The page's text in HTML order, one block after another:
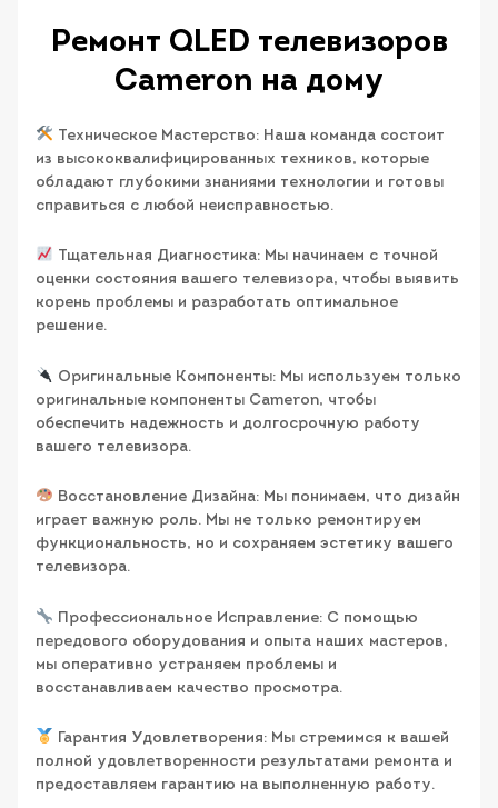
Ремонт QLED телевизоров
Cameron на дому
Техническое Мастерство: Наша команда состоит
из высококвалифицированных техников, которые
обладают глубокими знаниями технологии и готовы
справиться с любой неисправностью.
Тщательная Диагностика: Мы начинаем с точной
оценки состояния вашего телевизора, чтобы выявить
корень проблемы и разработать оптимальное
решение.
Оригинальные Компоненты: Мы используем только
оригинальные компоненты Cameron, чтобы
обеспечить надежность и долгосрочную работу
вашего телевизора.
Восстановление Дизайна: Мы понимаем, что дизайн
играет важную роль. Мы не только ремонтируем
функциональность, но и сохраняем эстетику вашего
телевизора.
Профессиональное Исправление: С помощью
передового оборудования и опыта наших мастеров,
мы оперативно устраняем проблемы и
восстанавливаем качество просмотра.
Гарантия Удовлетворения: Мы стремимся к вашей
полной удовлетворенности результатами ремонта и
предоставляем гарантию на выполненную работу.